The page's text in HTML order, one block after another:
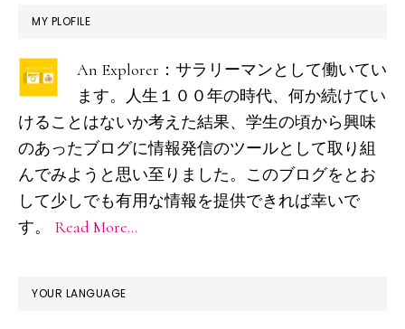
根
湯
本
を
味
わ
最
初
の
サ
イ
ド
バ
ー
MY PLOFILE
An Explorer：サラリーマンとして働いてい
ます。人生１００年の時代、何か続けてい
けることはないか考えた結果、学生の頃から興味
のあったブログに情報発信のツールとして取り組
んでみようと思い至りました。このブログをとお
して少しでも有用な情報を提供できれば幸いで
す。 Read More…
YOUR LANGUAGE